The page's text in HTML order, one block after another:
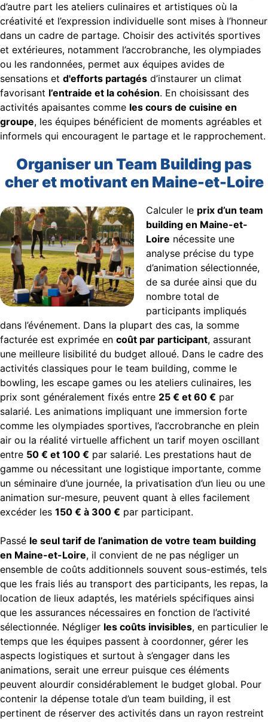
d’autre part les ateliers culinaires et artistiques où la
créativité et l’expression individuelle sont mises à l’honneur
dans un cadre de partage. Choisir des activités sportives
et extérieures, notamment l’accrobranche, les olympiades
ou les randonnées, permet aux équipes avides de
sensations et d'efforts partagés d’instaurer un climat
favorisant l’entraide et la cohésion. En choisissant des
activités apaisantes comme les cours de cuisine en
groupe, les équipes bénéficient de moments agréables et
informels qui encouragent le partage et le rapprochement.
Organiser un Team Building pas
cher et motivant en Maine-et-Loire
Calculer le prix d’un team
building en Maine-et-
Loire nécessite une
analyse précise du type
d’animation sélectionnée,
de sa durée ainsi que du
nombre total de
participants impliqués
dans l’événement. Dans la plupart des cas, la somme
facturée est exprimée en coût par participant, assurant
une meilleure lisibilité du budget alloué. Dans le cadre des
activités classiques pour le team building, comme le
bowling, les escape games ou les ateliers culinaires, les
prix sont généralement fixés entre 25 € et 60 € par
salarié. Les animations impliquant une immersion forte
comme les olympiades sportives, l’accrobranche en plein
air ou la réalité virtuelle affichent un tarif moyen oscillant
entre 50 € et 100 € par salarié. Les prestations haut de
gamme ou nécessitant une logistique importante, comme
un séminaire d’une journée, la privatisation d’un lieu ou une
animation sur-mesure, peuvent quant à elles facilement
excéder les 150 € à 300 € par participant.
Passé le seul tarif de l’animation de votre team building
en Maine-et-Loire, il convient de ne pas négliger un
ensemble de coûts additionnels souvent sous-estimés, tels
que les frais liés au transport des participants, les repas, la
location de lieux adaptés, les matériels spécifiques ainsi
que les assurances nécessaires en fonction de l’activité
sélectionnée. Négliger les coûts invisibles, en particulier le
temps que les équipes passent à coordonner, gérer les
aspects logistiques et surtout à s’engager dans les
animations, serait une erreur puisque ces éléments
peuvent alourdir considérablement le budget global. Pour
contenir la dépense totale d’un team building, il est
pertinent de réserver des activités dans un rayon restreint